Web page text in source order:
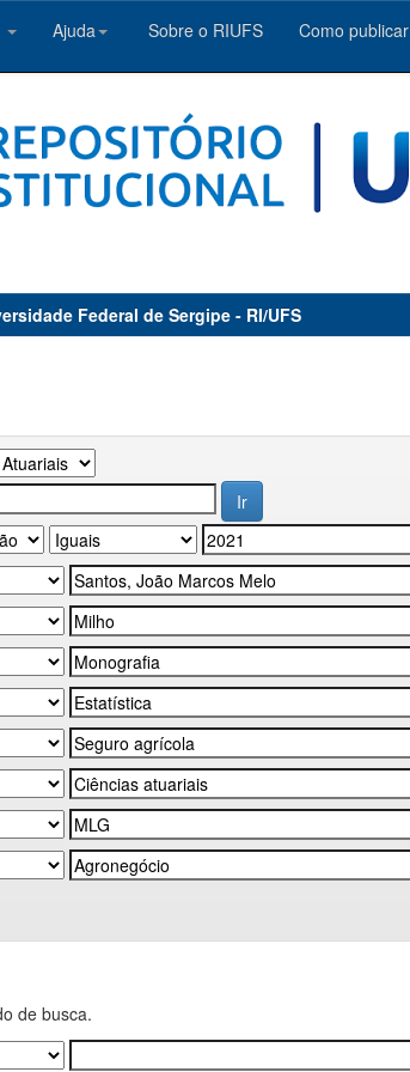
Ajuda Sobre o RIUFS Como publicar
Federal de Sergipe - RI/UFS
de busca.